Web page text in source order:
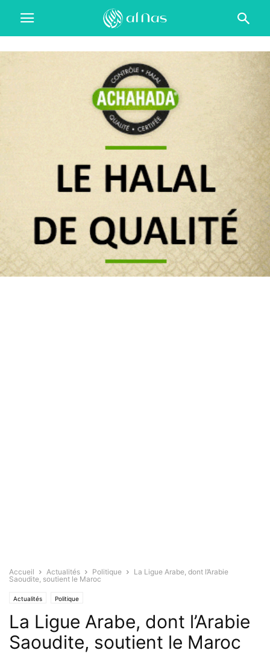
Accueil Actualités Politique
La Ligue Arabe, dont l’Arabie
Saoudite, soutient le Maroc
Actualités Politique
La Ligue Arabe, dont l’Arabie
Saoudite, soutient le Maroc